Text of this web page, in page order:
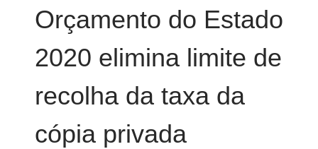
Orçamento do Estado
2020 elimina limite de
recolha da taxa da
cópia privada